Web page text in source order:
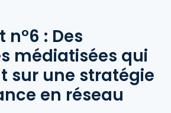
: Des
médiatisées qui
sur une stratégie
en réseau